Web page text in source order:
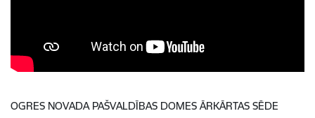
OGRES NOVADA PAŠVALDĪBAS DOMES ĀRKĀRTAS SĒDE